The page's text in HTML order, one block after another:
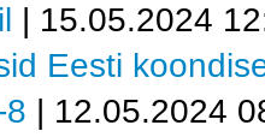
| 15.05.2024
Eesti
| 12.05.2024